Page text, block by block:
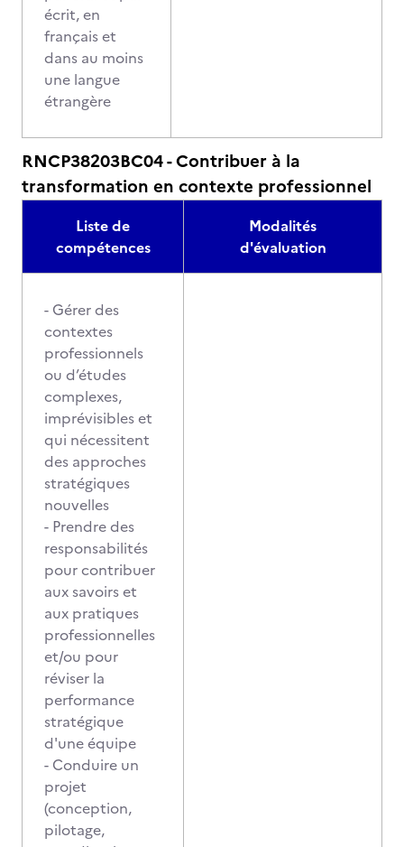
écrit, en
français et
dans au moins
une langue
étrangère
RNCP38203BC04 - Contribuer à la
transformation en contexte professionnel
Liste de
compétences
Modalités
d'évaluation
- Gérer des
contextes
professionnels
ou d’études
complexes,
imprévisibles et
qui nécessitent
des approches
stratégiques
nouvelles
- Prendre des
responsabilités
pour contribuer
aux savoirs et
aux pratiques
professionnelles
et/ou pour
réviser la
performance
stratégique
d'une équipe
- Conduire un
projet
(conception,
pilotage,